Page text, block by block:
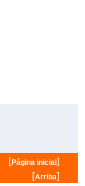
[Página inicial]
[Arriba]